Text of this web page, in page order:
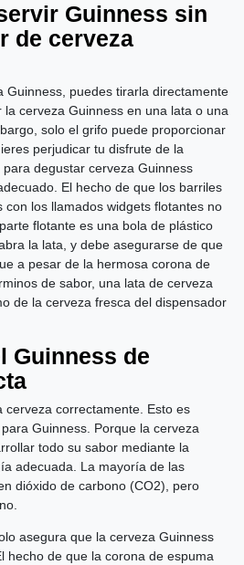
Guinness sin
de cerveza
Guinness, puedes tirarla directamente
cerveza Guinness en una lata o una
solo el grifo puede proporcionar
perjudicar tu disfrute de la
degustar cerveza Guinness
El hecho de que los barriles
con los llamados widgets flotantes no
flotante es una bola de plástico
la lata, y debe asegurarse de que
a pesar de la hermosa corona de
de sabor, una lata de cerveza
de la cerveza fresca del dispensador
Guinness de
cerveza correctamente. Esto es
Guinness. Porque la cerveza
todo su sabor mediante la
adecuada. La mayoría de las
dióxido de carbono (CO2), pero
asegura que la cerveza Guinness
hecho de que la corona de espuma